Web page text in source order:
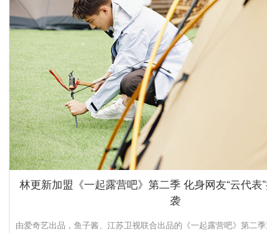
林更新加盟《一起露营吧》第二季 化身网友“云代表
袭
由爱奇艺出品，鱼子酱、江苏卫视联合出品的《一起露营吧》第二